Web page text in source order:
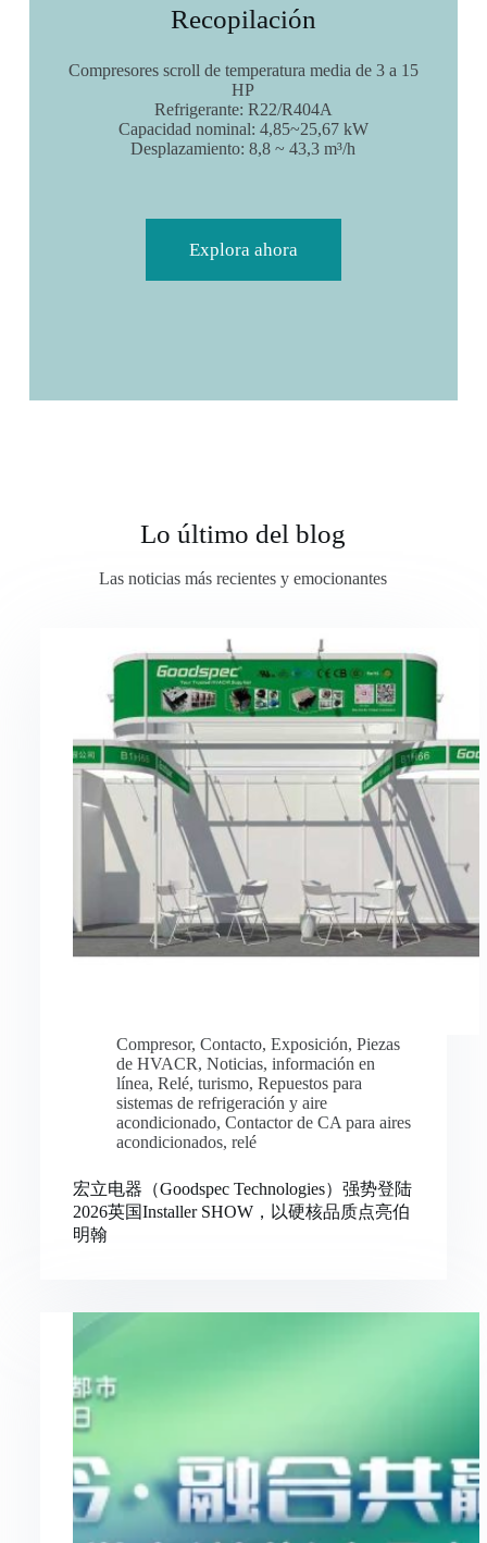
Recopilación
Compresores scroll de temperatura media de 3 a 15
HP
Refrigerante: R22/R404A
Capacidad nominal: 4,85~25,67 kW
Desplazamiento: 8,8 ~ 43,3 m³/h
Explora ahora
Lo último del blog
Las noticias más recientes y emocionantes
Compresor, Contacto, Exposición, Piezas
de HVACR, Noticias, información en
línea, Relé, turismo, Repuestos para
sistemas de refrigeración y aire
acondicionado, Contactor de CA para aires
acondicionados, relé
宏立电器（Goodspec Technologies）强势登陆
2026英国Installer SHOW，以硬核品质点亮伯
明翰